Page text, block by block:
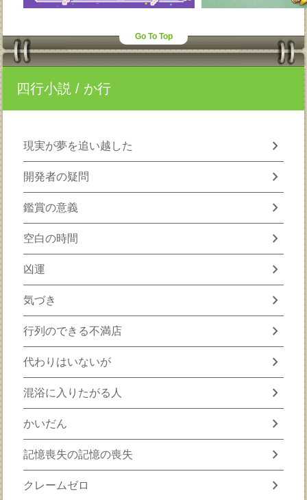
Go To Top
四行小説 / か行
現実が夢を追い越した chevron_right
開発者の疑問 chevron_right
鑑賞の意義 chevron_right
空白の時間 chevron_right
凶運 chevron_right
気づき chevron_right
行列のできる不満店 chevron_right
代わりはいないが chevron_right
混浴に入りたがる人 chevron_right
かいだん chevron_right
記憶喪失の記憶の喪失 chevron_right
クレームゼロ chevron_right